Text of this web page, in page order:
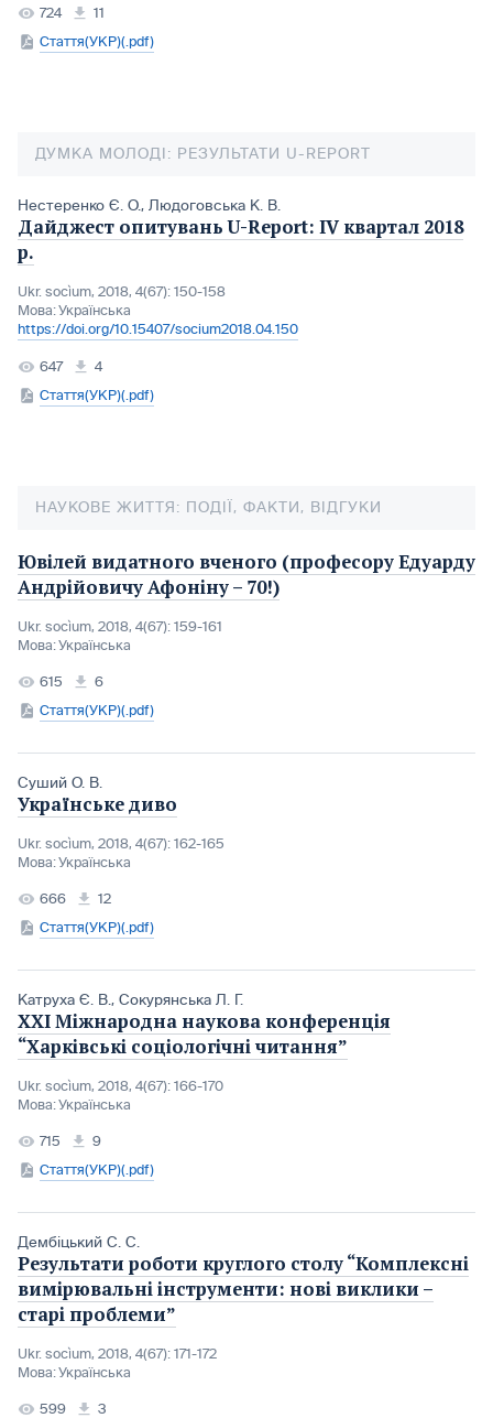
724
11
Стаття(УКР)(.pdf)
ДУМКА МОЛОДІ: РЕЗУЛЬТАТИ U-REPORT
Нестеренко Є. О., Людоговська К. В.
Дайджест опитувань U-Report: ІV квартал 2018
р.
Ukr. socìum, 2018, 4(67): 150-158
Мова:Українська
https://doi.org/10.15407/socium2018.04.150
647
4
Стаття(УКР)(.pdf)
НАУКОВЕ ЖИТТЯ: ПОДІЇ, ФАКТИ, ВІДГУКИ
Ювілей видатного вченого (професору Едуарду
Андрійовичу Афоніну – 70!)
Ukr. socìum, 2018, 4(67): 159-161
Мова:Українська
615
6
Стаття(УКР)(.pdf)
Суший О. В.
Українське диво
Ukr. socìum, 2018, 4(67): 162-165
Мова:Українська
666
12
Стаття(УКР)(.pdf)
Катруха Є. В. , Сокурянська Л. Г.
ХХІ Міжнародна наукова конференція
“Харківські соціологічні читання”
Ukr. socìum, 2018, 4(67): 166-170
Мова:Українська
715
9
Стаття(УКР)(.pdf)
Дембіцький С. С.
Результати роботи круглого столу “Комплекснi
вимiрювальнi iнструменти: новi виклики –
старi проблеми”
Ukr. socìum, 2018, 4(67): 171-172
Мова:Українська
599
3